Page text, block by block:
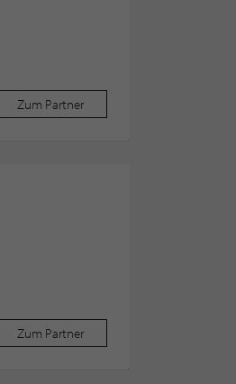
Zum Partner
Zum Partner